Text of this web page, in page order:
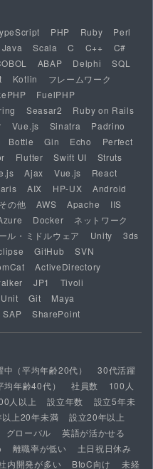
PHP Ruby
Perl
Java Scala C C++
C#
ABAP Delphi
SQL
Kotlin
フレームワーク
FuelPHP
Seasar2
Ruby on Rails
Vue.js Sinatra
Padrino
Bottle Gin Echo
Perfect
Flutter Swift UI
Struts
Ajax Vue.js
React
AIX HP-UX
Android
その他 AWS Apache
IIS
Docker
ネットワーク
ル・ミドルウェア Unity
3ds
GitHub
SVN
ActiveDirectory
JP1
Tivoli
Git
Maya
SAP SharePoint
（平均年齢20代）
30代活躍
年齢40代） 社員数
100人
人以上 設立年数
設立5年未
上20年未満
設立20年以上
グローバル
英語が活かせる
離職率が低い
土日祝日休み
内開発が多い BtoC向け 未経